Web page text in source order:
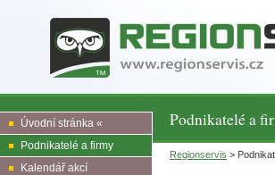
Podnikatelé a
Úvodní stránka «
Podnikatelé a firmy
Kalendář akcí
Regionservis >